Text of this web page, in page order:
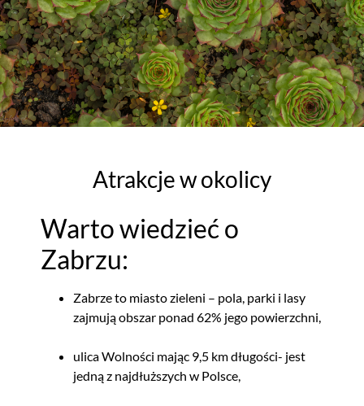
Atrakcje w okolicy
Warto wiedzieć o
Zabrzu:
Zabrze to miasto zieleni – pola, parki i lasy
zajmują obszar ponad 62% jego powierzchni,
ulica Wolności mając 9,5 km długości- jest
jedną z najdłuższych w Polsce,